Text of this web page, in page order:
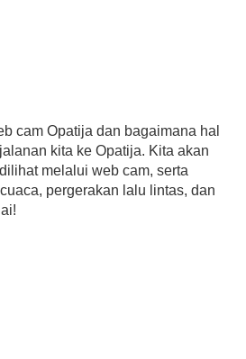
cam Opatija dan bagaimana hal
kita ke Opatija. Kita akan
melalui web cam, serta
pergerakan lalu lintas, dan